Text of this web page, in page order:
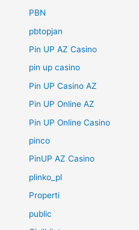
PBN
pbtopjan
Pin UP AZ Casino
pin up casino
Pin UP Casino AZ
Pin UP Online AZ
Pin UP Online Casino
pinco
PinUP AZ Casino
plinko_pl
Properti
public